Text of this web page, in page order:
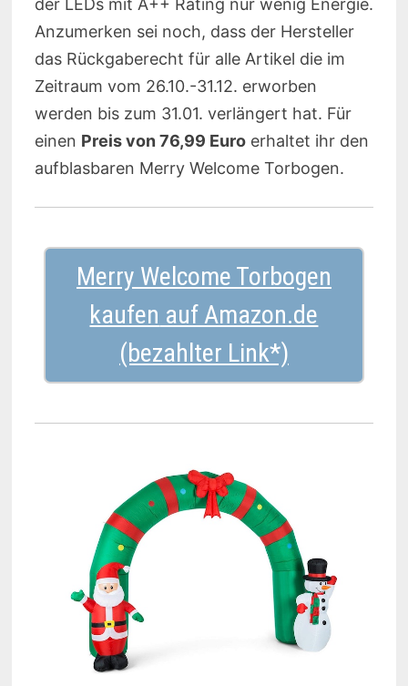
der LEDs mit A++ Rating nur wenig Energie.
Anzumerken sei noch, dass der Hersteller
das Rückgaberecht für alle Artikel die im
Zeitraum vom 26.10.-31.12. erworben
werden bis zum 31.01. verlängert hat. Für
einen Preis von 76,99 Euroerhaltet ihr den
aufblasbaren Merry Welcome Torbogen.
Merry Welcome Torbogen
kaufen